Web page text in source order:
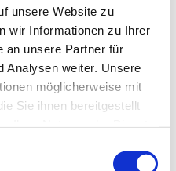
unsere Website zu
wir Informationen zu Ihrer
an unsere Partner für
Analysen weiter. Unsere
möglicherweise mit
Sie ihnen bereitgestellt